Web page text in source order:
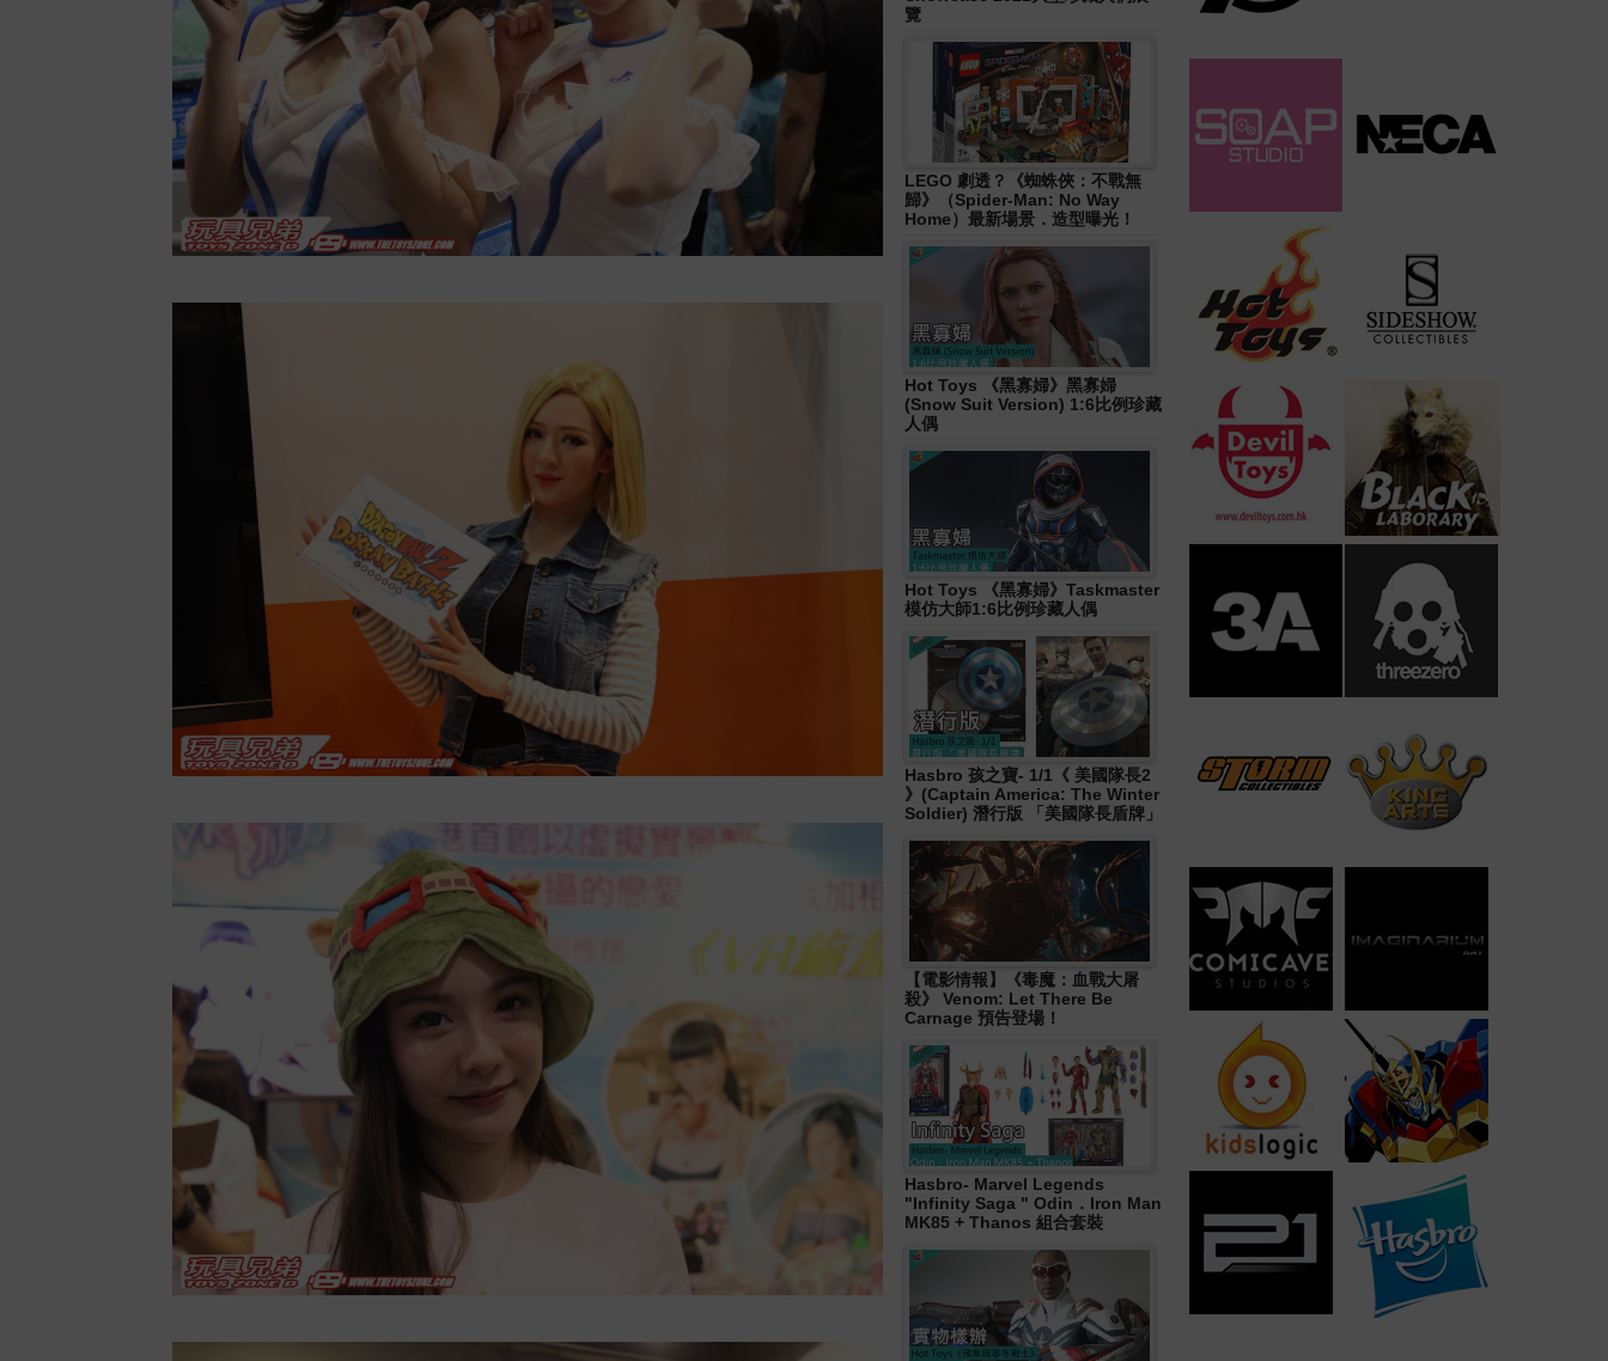
覽
LEGO 劇透？《蜘蛛俠：不戰無
歸》（Spider-Man: No Way
Home）最新場景．造型曝光！
Hot Toys 《黑寡婦》黑寡婦
(Snow Suit Version) 1:6比例珍藏
人偶
Hot Toys 《黑寡婦》Taskmaster
模仿大師1:6比例珍藏人偶
Hasbro 孩之寶- 1/1《 美國隊長2
》(Captain America: The Winter
Soldier) 潛行版 「美國隊長盾牌」
【電影情報】《毒魔：血戰大屠
殺》 Venom: Let There Be
Carnage 預告登場！
Hasbro- Marvel Legends
"Infinity Saga " Odin．Iron Man
MK85 + Thanos 組合套裝